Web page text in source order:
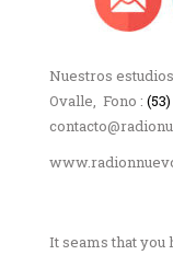
Nuestros
Ovalle, Fono :
It seams that